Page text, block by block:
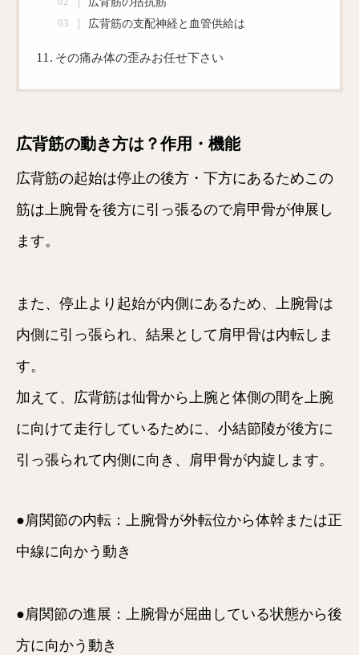
広背筋の支配神経と血管供給は
その痛み体の歪みお任せ下さい
広背筋の動き方は？作用・機能
広背筋の起始は停止の後方・下方にあるためこの
筋は上腕骨を後方に引っ張るので肩甲骨が伸展し
ます。
また、停止より起始が内側にあるため、上腕骨は
内側に引っ張られ、結果として肩甲骨は内転しま
す。
加えて、広背筋は仙骨から上腕と体側の間を上腕
に向けて走行しているために、小結節陵が後方に
引っ張られて内側に向き、肩甲骨が内旋します。
●肩関節の内転：上腕骨が外転位から体幹または正
中線に向かう動き
●肩関節の進展：上腕骨が屈曲している状態から後
方に向かう動き